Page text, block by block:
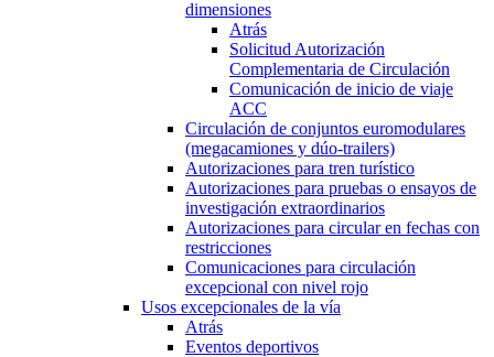
dimensiones
Atrás
Solicitud Autorización
Complementaria de Circulación
Comunicación de inicio de viaje
ACC
Circulación de conjuntos euromodulares
(megacamiones y dúo-trailers)
Autorizaciones para tren turístico
Autorizaciones para pruebas o ensayos de
investigación extraordinarios
Autorizaciones para circular en fechas con
restricciones
Comunicaciones para circulación
excepcional con nivel rojo
Usos excepcionales de la vía
Atrás
Eventos deportivos